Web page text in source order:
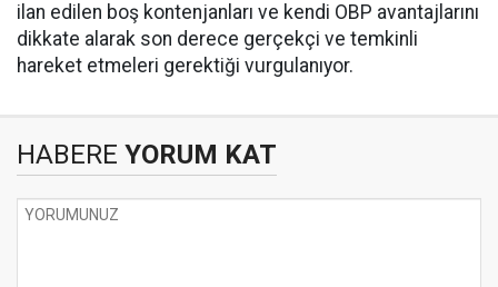
ilan edilen boş kontenjanları ve kendi OBP avantajlarını
dikkate alarak son derece gerçekçi ve temkinli
hareket etmeleri gerektiği vurgulanıyor.
HABERE YORUM KAT